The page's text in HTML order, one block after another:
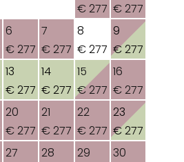
€ 277 € 277
6
€ 277
7
€ 277
8
€ 277
9
€ 277
13
€ 277
14
€ 277
15
€ 277
16
€ 277
20
€ 277
21
€ 277
22
€ 277
23
€ 277
27
28
29
30